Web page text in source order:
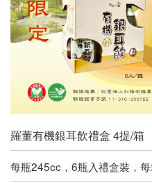
羅董有機銀耳飲禮盒 4提/箱
每瓶245cc，6瓶入禮盒裝，